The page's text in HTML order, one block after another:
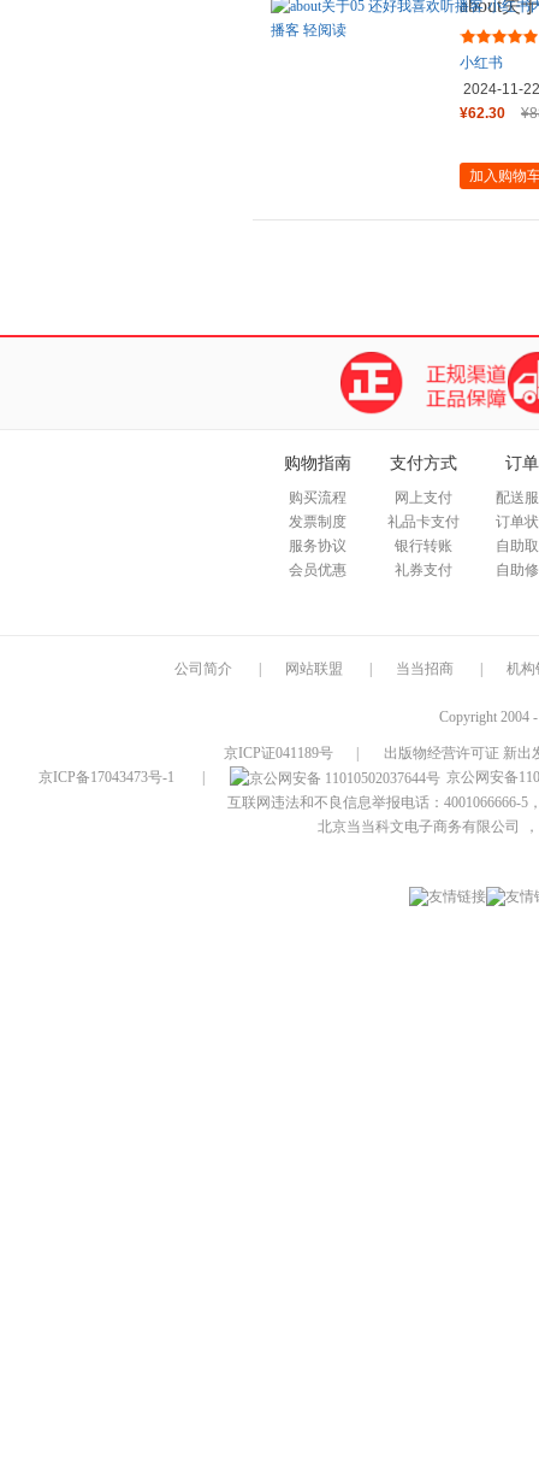
about关
容
小红书
2024-11-22
¥62.30
加入购物
购物指南
购买流程
发票制度
服务协议
会员优惠
支付方式
网上支付
礼品卡支付
银行转账
礼券支付
订
配送
订单
自助
自助
公司简介 网站联盟 当当招商 机构
Copyright 2004
京ICP证041189号
出版物经营许可证 新出
京ICP备17043473号-1
京公网安备
互联网违法和不良信息举报电话：4001066666-5
北京当当科文电子商务有限公司